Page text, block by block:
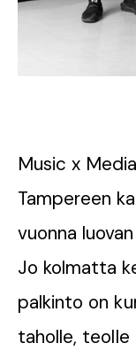
Music x
Tampereen
vuonna
Jo kolmatta
palkinto on
taholle, teolle